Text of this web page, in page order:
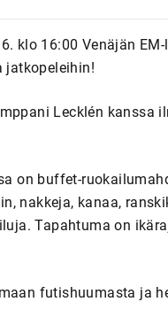
klo 16:00 Venäjän
jatkopeleihin!
Lecklén kanssa
on buffet-
nakkeja, kanaa,
Tapahtuma on
futishuumasta ja